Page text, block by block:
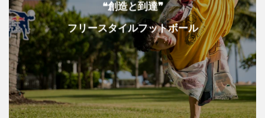
❝創造と到達❞
フリースタイルフットボール